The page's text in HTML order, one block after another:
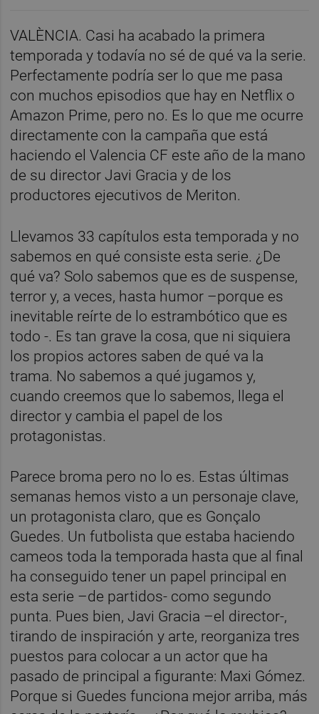
VALÈNCIA. Casi ha acabado la primera
temporada y todavía no sé de qué va la serie.
Perfectamente podría ser lo que me pasa
con muchos episodios que hay en Netflix o
Amazon Prime, pero no. Es lo que me ocurre
directamente con la campaña que está
haciendo el Valencia CF este año de la mano
de su director Javi Gracia y de los
productores ejecutivos de Meriton.
Llevamos 33 capítulos esta temporada y no
sabemos en qué consiste esta serie. ¿De
qué va? Solo sabemos que es de suspense,
terror y, a veces, hasta humor –porque es
inevitable reírte de lo estrambótico que es
todo -. Es tan grave la cosa, que ni siquiera
los propios actores saben de qué va la
trama. No sabemos a qué jugamos y,
cuando creemos que lo sabemos, llega el
director y cambia el papel de los
protagonistas.
Parece broma pero no lo es. Estas últimas
semanas hemos visto a un personaje clave,
un protagonista claro, que es Gonçalo
Guedes. Un futbolista que estaba haciendo
cameos toda la temporada hasta que al final
ha conseguido tener un papel principal en
esta serie –de partidos- como segundo
punta. Pues bien, Javi Gracia –el director-,
tirando de inspiración y arte, reorganiza tres
puestos para colocar a un actor que ha
pasado de principal a figurante: Maxi Gómez.
Porque si Guedes funciona mejor arriba, más